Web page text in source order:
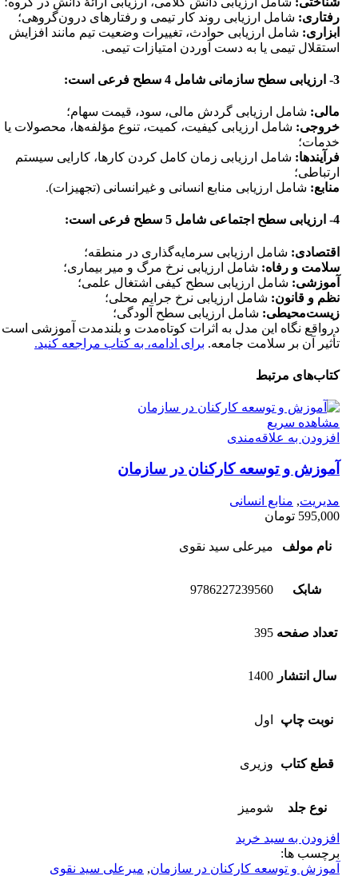
رفتاری: شامل ارزیابی روند کار تیمی و رفتارهای درون‌گروهی؛
ابزاری: شامل ارزیابی حوادث، تغییرات وضعیت تیم مانند افزایش
استقلال تیمی یا به دست آوردن امتیازات تیمی.
3- ارزیابی سطح سازمانی شامل 4 سطح فرعی است:
مالی: شامل ارزیابی گردش مالی، سود، قیمت سهام؛
خروجی:
شامل ارزیابی کیفیت، کمیت، تنوع مؤلفه‎‌ها، محصولات یا
خدمات؛
فرآیندها: شامل ارزیابی زمان کامل کردن کارها، کارایی سیستم
ارتباطی؛
منابع: شامل ارزیابی منابع انسانی و غیرانسانی (تجهیزات).
4- ارزیابی سطح اجتماعی شامل 5 سطح فرعی است:
اقتصادی: شامل ارزیابی سرمایه‌گذاری در منطقه؛
سلامت و رفاه: شامل ارزیابی نرخ مرگ و میر بیماری؛
آموزشی: شامل ارزیابی سطح کیفی اشتغال علمی؛
نظم و قانون: شامل ارزیابی نرخ جرایم محلی؛
زیست‌محیطی: شامل ارزیابی سطح آلودگی؛
درواقع نگاه این مدل به اثرات کوتاه‌مدت و بلندمدت آموزشی
تأثیر آن بر سلامت جامعه. برای ادامه، به کتاب مراجعه کنید.
کتاب‌های مرتبط
مشاهده سریع
افزودن به علاقه‌مندی
آموزش و توسعه کارکنان در سازمان
مدیریت, منابع انسانی
595,000 تومان
نام مولف میرعلی سید نقوی
شابک 9786227239560
تعداد صفحه 395
سال انتشار 1400
نوبت چاپ اول
قطع کتاب وزیری
نوع جلد شومیز
افزودن به سبد خرید
برچسب ها:
آموزش و توسعه کارکنان در سازمان, میرعلی سید نقوی